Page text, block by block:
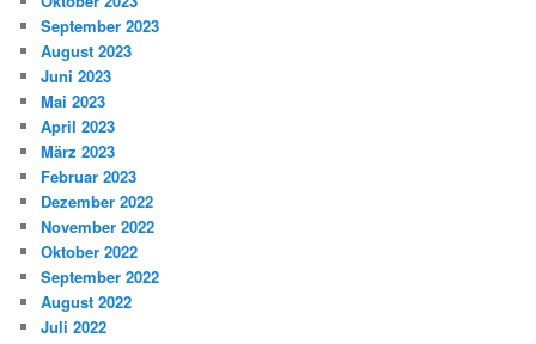
September 2023
August 2023
Juni 2023
Mai 2023
April 2023
März 2023
Februar 2023
Dezember 2022
November 2022
Oktober 2022
September 2022
August 2022
Juli 2022